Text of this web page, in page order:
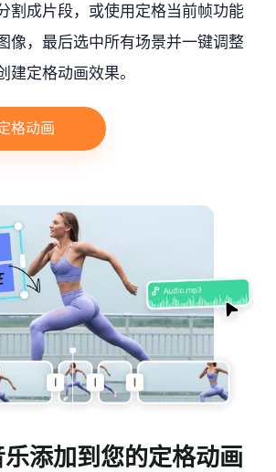
割成片段，或使用定格当前帧功能
像，最后选中所有场景并一键调整
建定格动画效果。
格动画
添加到您的定格动画